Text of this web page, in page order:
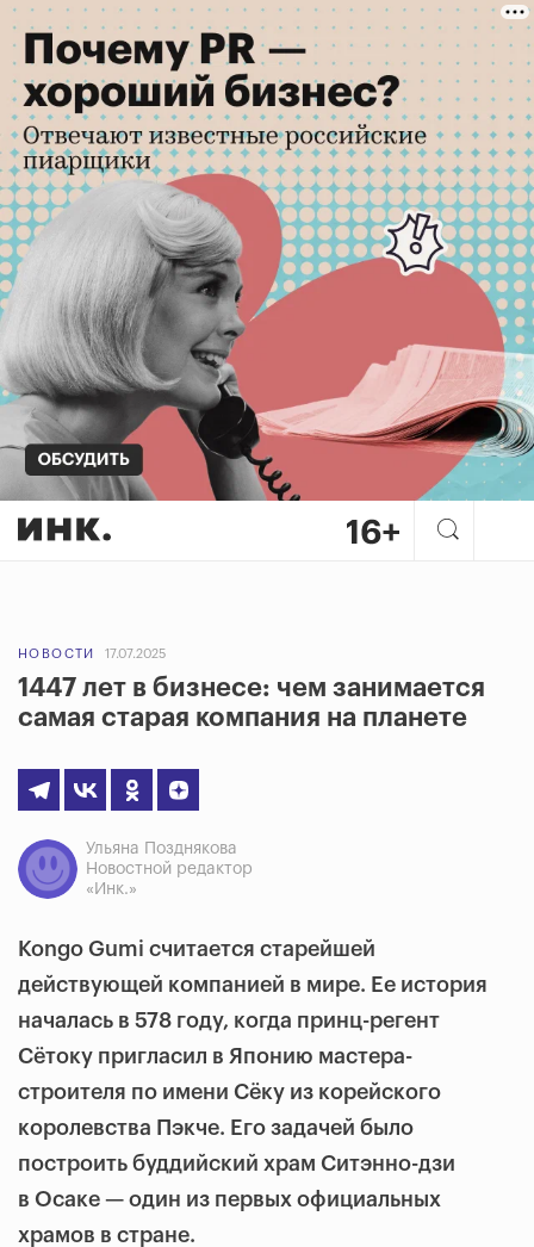
НОВОСТИ 17.07.2025
1447 лет в бизнесе: чем занимается
самая старая компания на планете
Ульяна Позднякова
Новостной редактор
«Инк.»
Kongo Gumi считается старейшей
действующей компанией в мире. Ее история
началась в 578 году, когда принц-регент
Сётоку пригласил в Японию мастера-
строителя по имени Сёку из корейского
королевства Пэкче. Его задачей было
построить буддийский храм Ситэнно-дзи
в Осаке — один из первых официальных
храмов в стране.